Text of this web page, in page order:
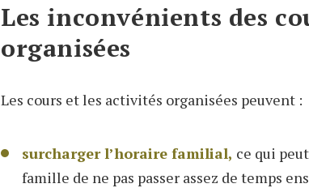
Les inconvénients des
organisées
Les cours et les activités organisées peuvent :
surcharger l’horaire familial, ce qui
famille de ne pas passer assez de temps